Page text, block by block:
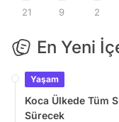
21 9 2
En Yeni
Yaşam
Koca Ülkede Tüm
Sürecek